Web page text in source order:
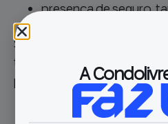
presença de seguro,
Se a nova proposta reduzir
troca tende a ser positiva.
para frente, o benefício
A